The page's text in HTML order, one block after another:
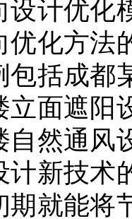
设计优化
优化方法
包括成都
立面遮阳
自然通风
计新技术
期就能将